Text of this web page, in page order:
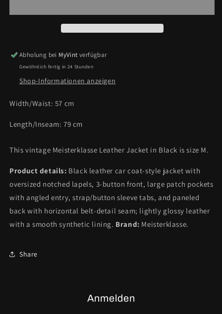
Jacket
Jacket
|
M
Abholung bei MyVint verfügbar
Gewöhnlich fertig in 24 Stunden
Shop-Informationen anzeigen
Width/Waist: 57 cm
Length/Inseam: 79 cm
This vintage Meisterklasse Leather Jacket in Black is size M.
Product details: Black leather car coat-style jacket with
oversized notched lapels, 3-button front, large patch pockets
with angled entry, strap/button sleeve tabs, and paneled
back with horizontal belt-detail seam; lightly glossy leather
with a smooth synthetic lining. Brand: Meisterklasse.
Share
Anmelden